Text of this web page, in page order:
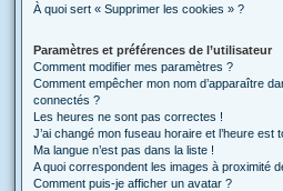
À quoi sert « Supprimer les cookies » ?
Paramètres et préférences de l’utilisateur
Comment modifier mes paramètres ?
Comment empêcher mon nom d’apparaître
connectés ?
Les heures ne sont pas correctes !
J’ai changé mon fuseau horaire et l’heure est
Ma langue n’est pas dans la liste !
A quoi correspondent les images à proximité
Comment puis-je afficher un avatar ?